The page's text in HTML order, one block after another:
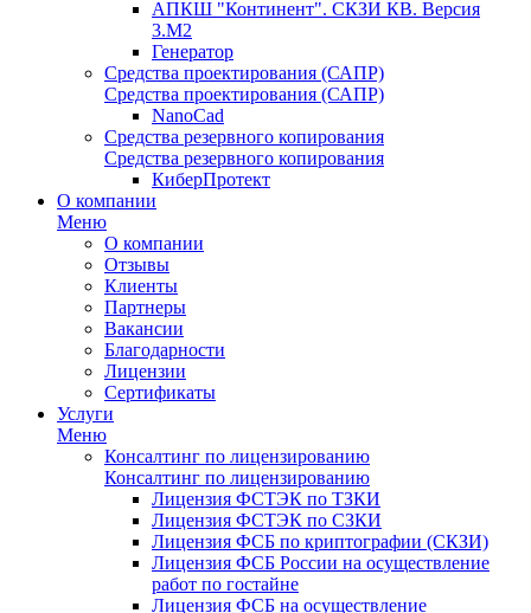
АПКШ "Континент". СКЗИ КВ. Версия
3.М2
Генератор
Средства проектирования (САПР)
Средства проектирования (САПР)
NanoCad
Средства резервного копирования
Средства резервного копирования
КиберПротект
О компании
Меню
О компании
Отзывы
Клиенты
Партнеры
Вакансии
Благодарности
Лицензии
Сертификаты
Услуги
Меню
Консалтинг по лицензированию
Консалтинг по лицензированию
Лицензия ФСТЭК по ТЗКИ
Лицензия ФСТЭК по СЗКИ
Лицензия ФСБ по криптографии (СКЗИ)
Лицензия ФСБ России на осуществление
работ по гостайне
Лицензия ФСБ на осуществление